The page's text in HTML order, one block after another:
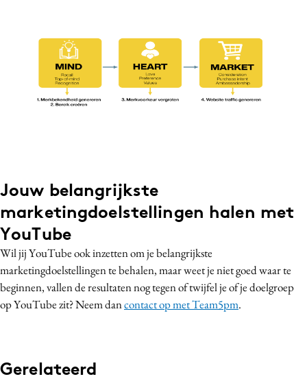
Jouw belangrijkste
marketingdoelstellingen halen met
YouTube
Wil jij YouTube ook inzetten om je belangrijkste
marketingdoelstellingen te behalen, maar weet je niet goed waar te
beginnen, vallen de resultaten nog tegen of twijfel je of je doelgroep
op YouTube zit? Neem dancontact op met Team5pm.
Gerelateerd